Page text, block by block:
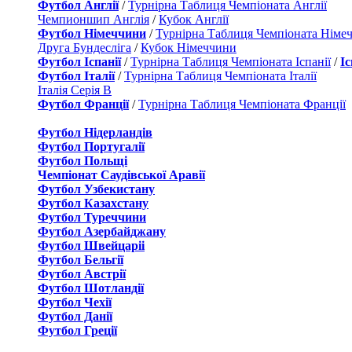
Футбол Англії/Турнірна Таблиця Чемпіоната Англії
Чемпионшип Англія /Кубок Англії
Футбол Німеччини /Турнірна Таблиця Чемпіоната
Друга Бундесліга /Кубок Німеччини
Футбол Іспанії/Турнірна Таблиця Чемпіоната Іспанії/
Футбол Італії/Турнірна Таблиця Чемпіоната Італії
Італія Серія B
Футбол Франції/Турнірна Таблиця Чемпіоната Франції
Футбол Нідерландiв
Футбол Португалії
Футбол Польщі
Чемпіонат Саудівської Аравії
Футбол Узбекистану
Футбол Казахстану
Футбол Туреччини
Футбол Азербайджану
Футбол Швейцаріі
Футбол Бельгії
Футбол Австрії
Футбол Шотландії
Футбол Чехії
Футбол Данії
Футбол Греції